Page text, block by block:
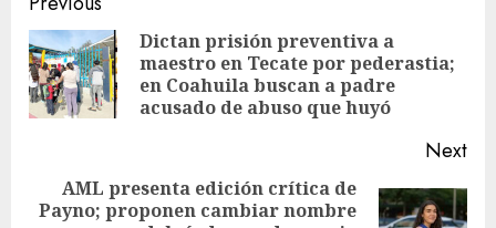
Dictan prisión preventiva a
maestro en Tecate por pederastia;
en Coahuila buscan a padre
acusado de abuso que huyó
Next
AML presenta edición crítica de
Payno; proponen cambiar nombre